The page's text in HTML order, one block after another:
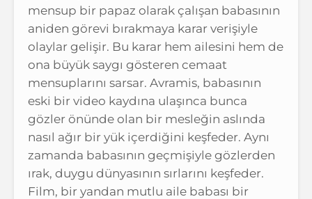
mensup bir papaz olarak çalışan babasının
aniden görevi bırakmaya karar verişiyle
olaylar gelişir. Bu karar hem ailesini hem de
ona büyük saygı gösteren cemaat
mensuplarını sarsar. Avramis, babasının
eski bir video kaydına ulaşınca bunca
gözler önünde olan bir mesleğin aslında
nasıl ağır bir yük içerdiğini keşfeder. Aynı
zamanda babasının geçmişiyle gözlerden
ırak, duygu dünyasının sırlarını keşfeder.
Film, bir yandan mutlu aile babası bir